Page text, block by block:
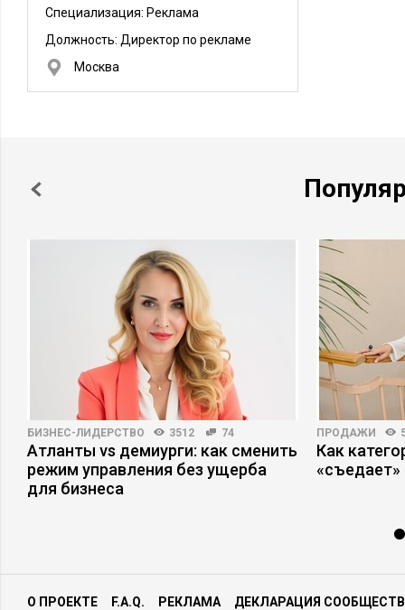
Специализация: Реклама
Должность: Директор по рекламе
Москва
БИЗНЕС-ЛИДЕРСТВО 3512 74
Атланты vs демиурги: как сменить
режим управления без ущерба
для бизнеса
ПРОДАЖИ
Как
О ПРОЕКТЕ F.A.Q. РЕКЛАМА ДЕКЛАРАЦИЯ